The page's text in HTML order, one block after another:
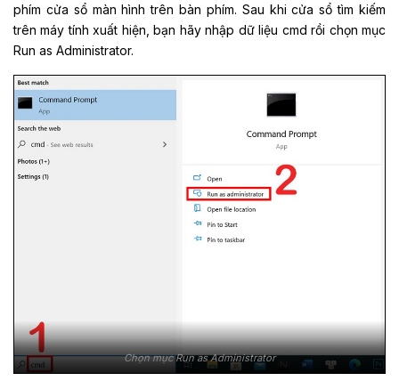
phím cửa sổ màn hình trên bàn phím. Sau khi cửa sổ tìm kiếm
trên máy tính xuất hiện, bạn hãy nhập dữ liệu cmd rồi chọn mục
Run as Administrator.
Chọn mục Run as Administrator